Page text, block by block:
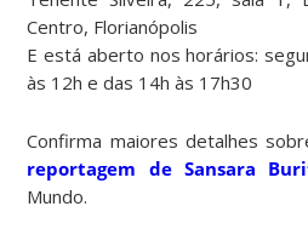
Centro, Florianópolis
E está aberto nos horários:
às 12h e das 14h às 17h30
Confirma maiores detalhes
reportagem de Sansara
Mundo.